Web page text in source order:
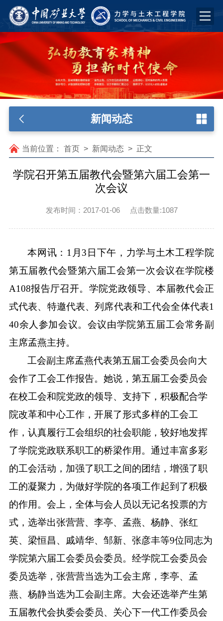
新闻动态
当前位置： 首页> 新闻动态> 正文
学院召开第五届教代会暨第六届工会第一
次会议
发布时间：2017-01-06 点击数量:1087
本网讯： 1 月 3 日下午，力学与土木工程学院
第五届教代会暨第六届工会第一次会议在学院楼
A108报告厅召开。学院党政领导、本届教代会正
式代表、特邀代表、列席代表和工代会全体代表1
40余人参加会议。会议由学院第五届工会常务副
主席孟燕主持。
工会副主席孟燕代表第五届工会委员会向大
会作了工会工作报告。她说，第五届工会委员会
在校工会和院党政的领导、支持下，积极配合学
院改革和中心工作，开展了形式多样的工会工
作，认真履行工会组织的社会职能，较好地发挥
了学院党政联系职工的桥梁作用。通过丰富多彩
的工会活动，加强了职工之间的团结，增强了职
工的凝聚力，为做好学院的各项工作起到了积极
的作用。会上，全体与会人员以无记名投票的方
式，选举出张营营、李亭、孟燕、杨静、张红
英、梁恒昌、戚靖华、邹新、张彦丰等9位同志为
学院第六届工会委员会委员。经学院工会委员会
委员选举，张营营当选为工会主席，李亭、孟
燕、杨静当选为工会副主席。大会还选举产生第
五届教代会执委会委员、关心下一代工作委员会